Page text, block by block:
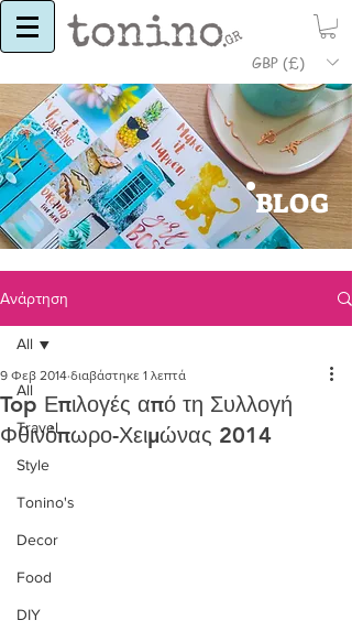
GBP (£)
BLOG
Ανάρτηση
All
Travel
Style
Tonino's
Decor
Food
DIY
All
Top Επιλογές από τη Συλλογή
Φθινόπωρο-Χειμώνας 2014
9 Φεβ 2014 διαβάστηκε 1 λεπτά